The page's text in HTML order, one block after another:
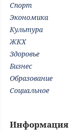
Спорт
Экономика
Культура
ЖКХ
Здоровье
Бизнес
Образование
Социальное
Информация